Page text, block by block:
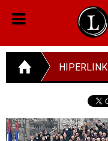
HIPERLINK